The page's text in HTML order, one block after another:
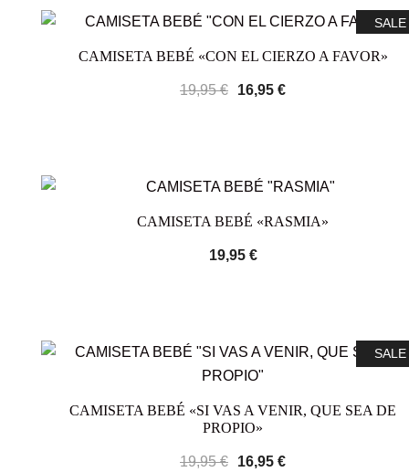
SALE
CAMISETA BEBÉ «CON EL CIERZO A FAVOR»
19,95€ 16,95 €
CAMISETA BEBÉ «RASMIA»
19,95 €
SALE
CAMISETA BEBÉ «SI VAS A VENIR, QUE SEA DE
PROPIO»
19,95€ 16,95 €